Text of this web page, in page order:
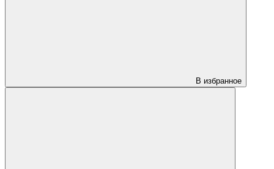
В избранное